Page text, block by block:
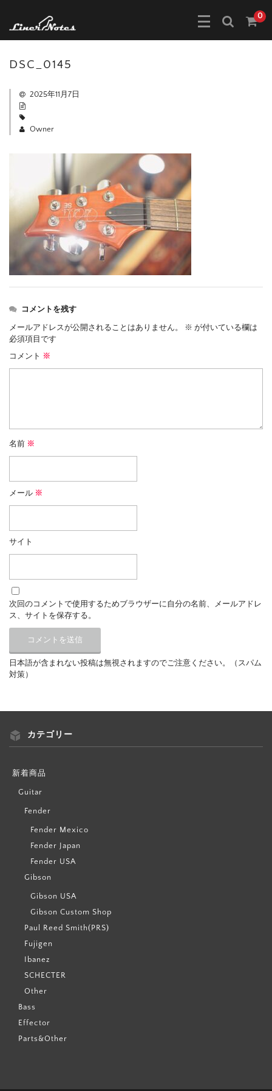
0
DSC_0145
2025年11月7日
Owner
コメントを残す
メールアドレスが公開されることはありません。 ※ が付いている欄は
必須項目です
コメント ※
名前 ※
メール ※
サイト
次回のコメントで使用するためブラウザーに自分の名前、メールアドレ
ス、サイトを保存する。
日本語が含まれない投稿は無視されますのでご注意ください。（スパム
対策）
カテゴリー
新着商品
Guitar
Fender
Fender Mexico
Fender Japan
Fender USA
Gibson
Gibson USA
Gibson Custom Shop
Paul Reed Smith(PRS)
Fujigen
Ibanez
SCHECTER
Other
Bass
Effector
Parts&Other